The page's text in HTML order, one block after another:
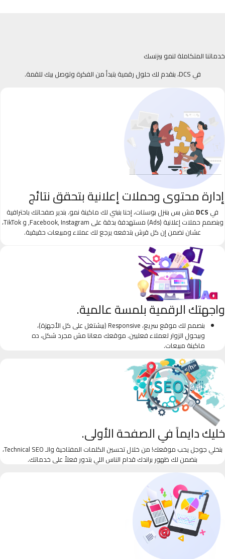
خدماتنا المتكاملة لنمو بيزنسك
في DCS، بنقدم لك حلول رقمية بتبدأ من الفكرة وتوصل بيك للقمة.
إدارة محتوى وحملات إعلانية بتحقق نتائج
في DCS مش بس بننزل بوستات، إحنا بنبني لك ماكينة نمو. بندير صفحاتك باحترافية
وبنصمم حملات إعلانية (Ads) مستهدفة بدقة على Facebook, Instagram, و TikTok،
عشان نضمن إن كل قرش بتدفعه يرجع لك عملاء ومبيعات حقيقية.
واجهتك الرقمية بلمسة عالمية.
بنصمم لك موقع سريع، Responsive (بيشتغل على كل الأجهزة)،
وبيحول الزوار لعملاء فعليين. موقعك معانا مش مجرد شكل، ده
ماكينة مبيعات.
خليك دايماً في الصفحة الأولى.
بنخلي جوجل يحب موقعك! من خلال تحسين الكلمات المفتاحية والـ Technical SEO،
بنضمن لك ظهور براندك قدام الناس اللي بتدور فعلاً على خدماتك.